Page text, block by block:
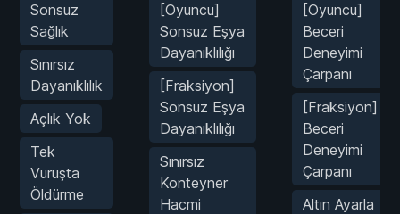
Sonsuz
Sağlık
Sınırsız
Dayanıklılık
Açlık Yok
Tek
Vuruşta
Öldürme
[Oyuncu]
Sonsuz Eşya
Dayanıklılığı
[Fraksiyon]
Sonsuz Eşya
Dayanıklılığı
Sınırsız
Konteyner
Hacmi
[Oyuncu]
Beceri
Deneyimi
Çarpanı
[Fraksiyon]
Beceri
Deneyimi
Çarpanı
Altın Ayarla